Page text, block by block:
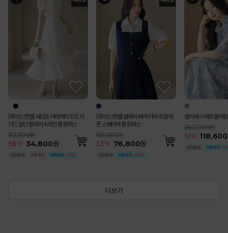
[루이스엔젤] 블러스 사각사각 쟈가드
꽃잎 소매 페플럼 자켓 블라우스
99,000원
48,800원
[루이스엔젤] 헤라드 사각사각 썸머 쿨
벨트SET 스탠다드 테일러드 더블 자켓
198,000원
% 89,200
(기획특가) 리젠느
미 크롭 자켓
219,000원
[루이스엔젤] 세라프 여리여리 도트 쟈
가드 밑단 플레어 A라인 롱 원피스
82,000원
34,800원
[루이스엔젤] 클래식 배색 카라 쥬얼 버
튼 스퀘어넥 롱 원피스
165,000원
% 76,800
셀리에 수채화 플라
242,000원
51 % 118,600
[루이스엔젤] 블러스 사각사각 쟈가드
꽃잎 소매 페플럼 자켓 블라우스
99,000원
48,800원
[Theonme] 요루 시스루 리본 뒷트임
39,000원
% 17,400
[Theonme] 투웨이
트링 셔츠
110,000원
56
(55-77) [루이스엔젤] 완벽핏 사각사각
썸머 쿨 비조버튼 세미 부츠컷 슬랙스 악
마팬츠vol.127
49,000
[Theonme] (55~77) 핀턱 패치 포인
트 버뮤다 팬츠
79,000원
35,600
[Theonme]
와이드 9부 코튼 팬츠
79,000원
52 37,900
[Theonme] 하트 자수 스트라이프 프
릴 캡소매 니트
65,000원
30,300원
에스닉 시스루 레이스 브이라인 배색 캡
소매 니트 나시
36,000원
% 18,100
[Theonme] 린넨 시
건
47,400원
35 30,800
펀칭 스트라이프 백밴딩 쿨 썸머 면 맞주
름 플리츠 A라인 롱 스커트
119,000원
58,400원
[코디set특가]수플레 로즈 리본 쉬폰 나
시 블라우스 A라인 플레어 스커트 세트
200,000원
%
루메나 쉬폰 이중 레
트
99,000원
54 45,200
[루이스엔젤] 세라프 여리여리 도트 쟈
가드 밑단 플레어 A라인 롱 원피스
82,000원
58% 34,800원
[루이스엔젤] 클래식 배색 카라 쥬얼 버
튼 스퀘어넥 롱 원피스
165,000원
53% 76,800원
셀리에 수채화 플라
242,000원
51% 118,600
더보기